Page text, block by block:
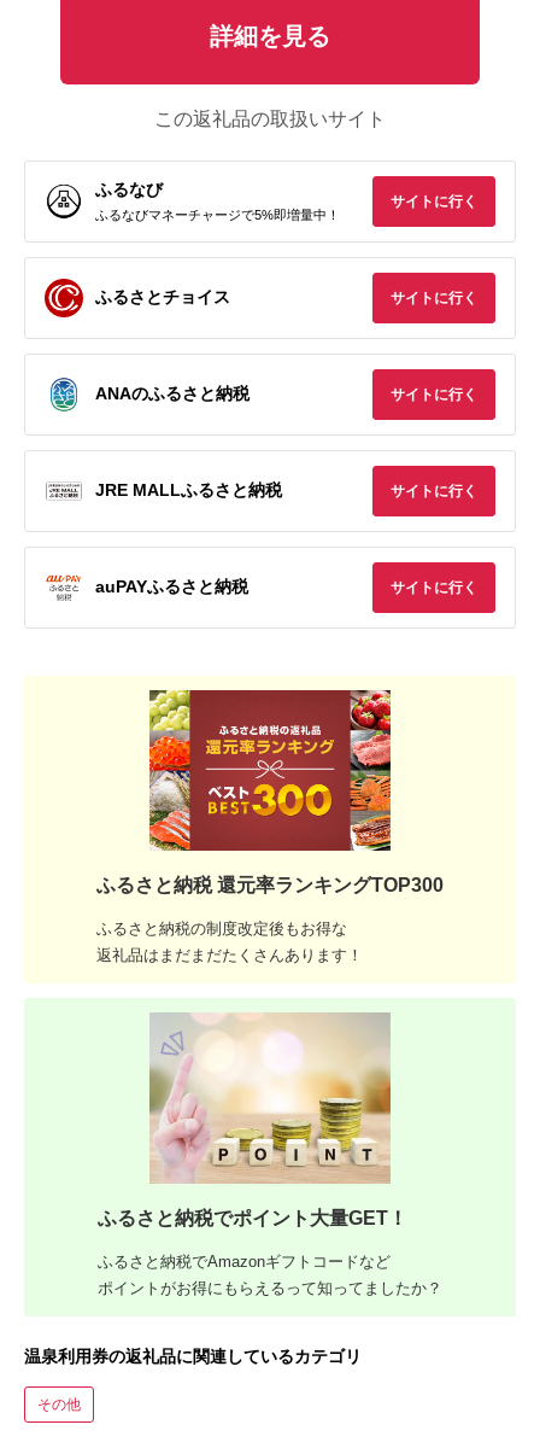
詳細を見る
この返礼品の取扱いサイト
ふるなび
ふるなびマネーチャージで5%即増量中！
サイトに行く
ふるさとチョイス サイトに行く
ANAのふるさと納税 サイトに行く
JRE MALLふるさと納税 サイトに行く
auPAYふるさと納税 サイトに行く
ふるさと納税 還元率ランキングTOP300
ふるさと納税の制度改定後もお得な
返礼品はまだまだたくさんあります！
ふるさと納税でポイント大量GET！
ふるさと納税でAmazonギフトコードなど
ポイントがお得にもらえるって知ってましたか？
温泉利用券の返礼品に関連しているカテゴリ
その他